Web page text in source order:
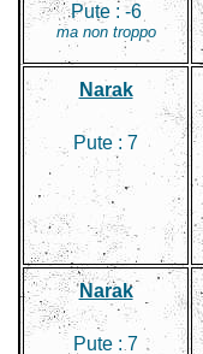
Pute : -6
ma non troppo
Narak
Pute : 7
Narak
Pute : 7